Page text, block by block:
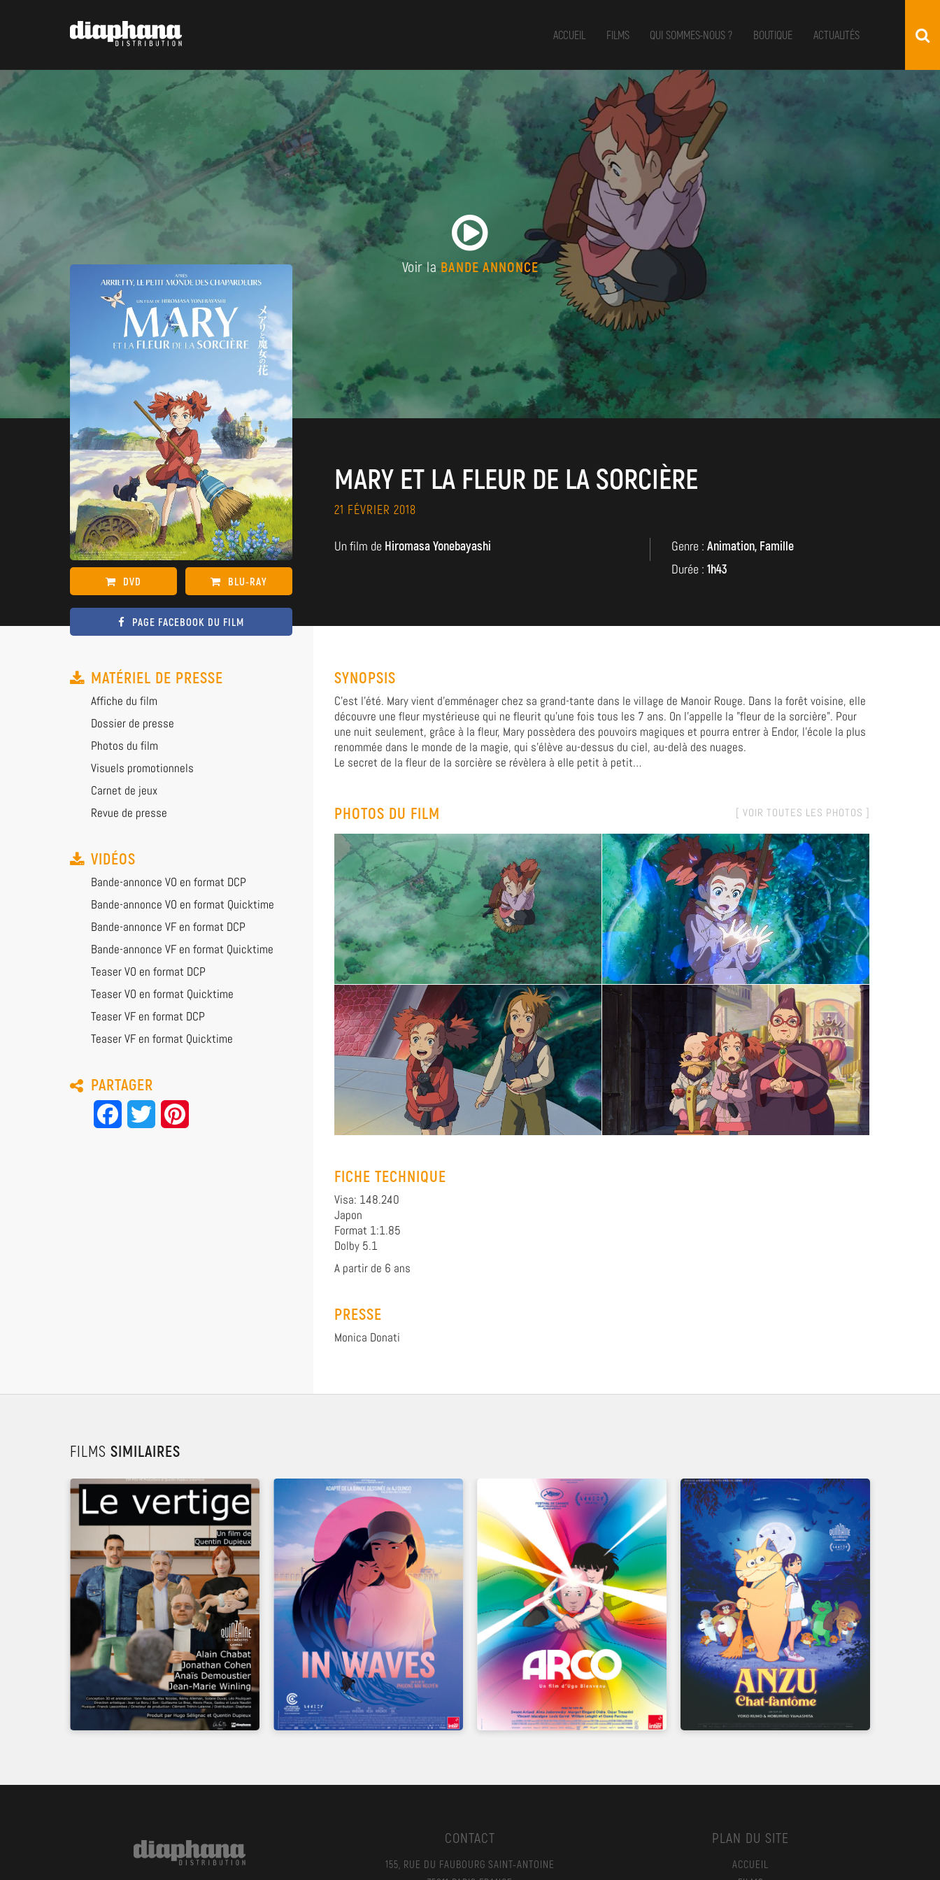
ACCUEIL FILMS QUI SOMMES-NOUS ? BOUTIQUE ACTUALITÉS
Voir laBANDE ANNONCE
DVD BLU-RAY
PAGE FACEBOOK DU FILM
MARY ET LA FLEUR DE LA SORCIÈRE
21 FÉVRIER 2018
Un film de Hiromasa Yonebayashi Genre : Animation, Famille
Durée : 1h43
MATÉRIEL DE PRESSE
Affiche du film
Dossier de presse
Photos du film
Visuels promotionnels
Carnet de jeux
Revue de presse
VIDÉOS
Bande-annonce VO en format DCP
Bande-annonce VO en format Quicktime
Bande-annonce VF en format DCP
Bande-annonce VF en format Quicktime
Teaser VO en format DCP
Teaser VO en format Quicktime
Teaser VF en format DCP
Teaser VF en format Quicktime
PARTAGER
Facebook Twitter
SYNOPSIS
C'est l'été. Mary vient d’emménager chez sa grand-tante dans le village de Manoir Rouge. Dans la forêt voisine, elle
découvre une fleur mystérieuse qui ne fleurit qu'une fois tous les 7 ans. On l'appelle la "fleur de la sorcière". Pour
une nuit seulement, grâce à la fleur, Mary possèdera des pouvoirs magiques et pourra entrer à Endor, l’école la plus
renommée dans le monde de la magie, qui s'élève au-dessus du ciel, au-delà des nuages.
Le secret de la fleur de la sorcière se révèlera à elle petit à petit…
PHOTOS DU FILM [ VOIR TOUTES LES PHOTOS ]
FICHE TECHNIQUE
Visa: 148.240
Japon
Format 1:1.85
Dolby 5.1
A partir de 6 ans
PRESSE
Monica Donati
FILMS SIMILAIRES
UN FILM DE
QUENTIN DUPIEUX
UN FILM DE
PHUONG MAI NGUYEN
UN FILM DE
UGO BIENVENU
UN FILM DE
YOKO KUNO ET NOBUHIRO
YAMASHITA
CONTACT
155, RUE DU FAUBOURG SAINT-ANTOINE
PLAN DU SITE
ACCUEIL